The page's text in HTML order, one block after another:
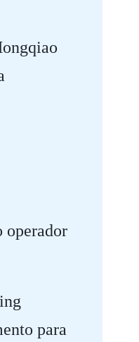
operador
para